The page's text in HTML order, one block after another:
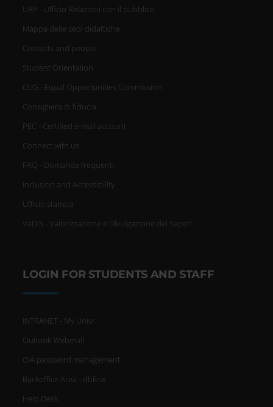
URP - Ufficio Relazioni con il pubblico
Mappa delle sedi didattiche
Contacts and people
Student Orientation
CUG - Equal Opportunities Commission
Consigliera di fiducia
PEC - Certified e-mail account
Connect with us
FAQ - Domande frequenti
Inclusion and Accessibility
Ufficio stampa
VaDiS - Valorizzazione e Divulgazione dei Saperi
LOGIN FOR STUDENTS AND STAFF
INTRANET - My Univr
Outlook Webmail
GIA password management
Backoffice Area - dbErw
Help Desk